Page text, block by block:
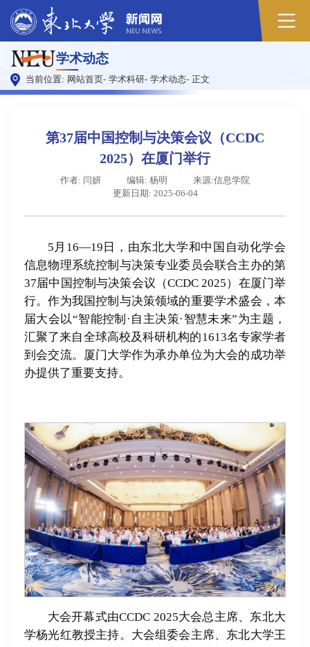
学术动态
当前位置: 网站首页- 学术科研- 学术动态- 正文
第37届中国控制与决策会议（CCDC
2025）在厦门举行
作者: 闫妍 编辑: 杨明
来源:信息学院
更新日期: 2025-06-04
5月16—19日，由东北大学和中国自动化学会
信息物理系统控制与决策专业委员会联合主办的第
37届中国控制与决策会议（CCDC 2025）在厦门举
行。作为我国控制与决策领域的重要学术盛会，本
届大会以“智能控制·自主决策·智慧未来”为主题，
汇聚了来自全球高校及科研机构的1613名专家学者
到会交流。厦门大学作为承办单位为大会的成功举
办提供了重要支持。
大会开幕式由CCDC 2025大会总主席、东北大
学杨光红教授主持。大会组委会主席、东北大学王
原